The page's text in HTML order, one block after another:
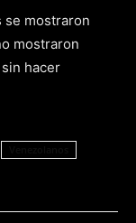
se mostraron
mostraron
hacer